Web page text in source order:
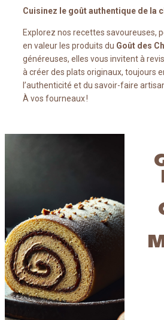
Cuisinez le goût authentique de la
Explorez nos recettes savoureuses,
en valeur les produits du Goût des
généreuses, elles vous invitent à
à créer des plats originaux, toujours
l’authenticité et du savoir-faire
À vos fourneaux !